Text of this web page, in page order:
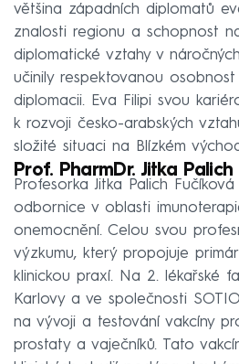
většina západních diplomatů
znalosti regionu a schopnost
diplomatické vztahy v
učinily respektovanou
diplomacii. Eva Filipi svou
k rozvoji česko-arabských
složité situaci na Blízkém
Prof. PharmDr. Jitka Palich
Profesorka Jitka Palich
odbornice v oblasti
onemocnění. Celou svou
výzkumu, který propojuje
klinickou praxí. Na 2. lékařské
Karlovy a ve společnosti
na vývoji a testování vakcíny
prostaty a vaječníků. Tato